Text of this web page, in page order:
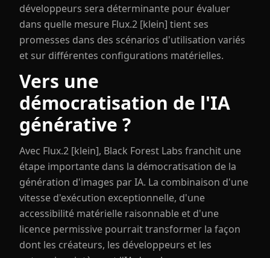
développeurs sera déterminante pour évaluer
dans quelle mesure Flux.2 [klein] tient ses
promesses dans des scénarios d'utilisation variés
et sur différentes configurations matérielles.
Vers une
démocratisation de l'IA
générative ?
Avec Flux.2 [klein], Black Forest Labs franchit une
étape importante dans la démocratisation de la
génération d'images par IA. La combinaison d'une
vitesse d'exécution exceptionnelle, d'une
accessibilité matérielle raisonnable et d'une
licence permissive pourrait transformer la façon
dont les créateurs, les développeurs et les